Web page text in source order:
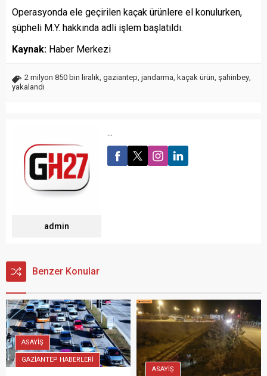
Operasyonda ele geçirilen kaçak ürünlere el konulurken,
şüpheli M.Y. hakkında adli işlem başlatıldı.
Kaynak: Haber Merkezi
2 milyon 850 bin liralık gaziantep jandarma kaçak ürün şahinbey
yakalandı
admin
...
Benzer Konular
ASAYİŞ
GAZİANTEP HABERLERİ
ASAYİŞ